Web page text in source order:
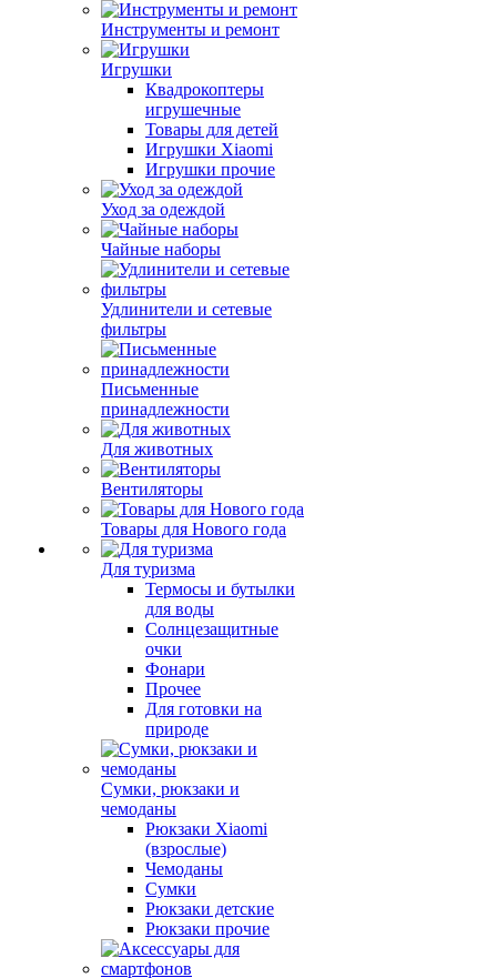
Инструменты и ремонт
Игрушки
Квадрокоптеры
игрушечные
Товары для детей
Игрушки Xiaomi
Игрушки прочие
Уход за одеждой
Чайные наборы
Удлинители и сетевые
фильтры
Письменные
принадлежности
Для животных
Вентиляторы
Товары для Нового года
Для туризма
Термосы и бутылки
для воды
Солнцезащитные
очки
Фонари
Прочее
Для готовки на
природе
Сумки, рюкзаки и
чемоданы
Рюкзаки Xiaomi
(взрослые)
Чемоданы
Сумки
Рюкзаки детские
Рюкзаки прочие